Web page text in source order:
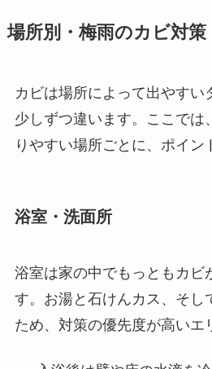
場所別・梅雨のカビ対策
カビは場所によって出やすい
少しずつ違います。ここでは
りやすい場所ごとに、ポイン
浴室・洗面所
浴室は家の中でもっともカビ
す。お湯と石けんカス、そし
ため、対策の優先度が高いエ